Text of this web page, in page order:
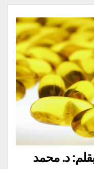
بقلم: د. محمد